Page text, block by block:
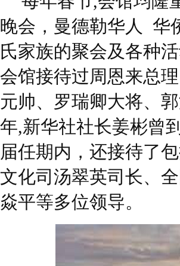
晚会，曼德勒华人 华
氏家族的聚会及各种
会馆接待过周恩来总
元帅、罗瑞卿大将、
年,新华社社长姜彬曾
届任期内，还接待了
文化司汤翠英司长、
焱平等多位领导。